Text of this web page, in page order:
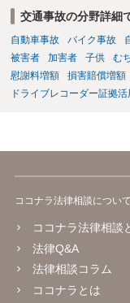
交通事故の分野詳細
自動車事故 バイク事故
被害者
加害者 子供 む
慰謝料増額
損害賠償増額
ドライブレコーダー証拠活
ココナラ法律相談について
ココナラ法律相談
法律Q&A
法律相談コラム
ココナラとは